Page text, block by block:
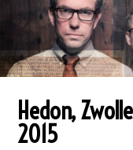
Hedon,
2015